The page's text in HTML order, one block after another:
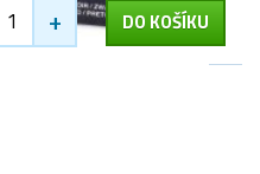
+ DO KOŠÍKU